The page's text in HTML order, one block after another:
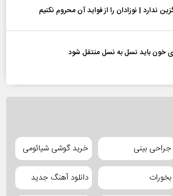
ندارد | نوزادان را از فواید آن محروم نکنیم
خون باید نسل به نسل منتقل شود
جراحی بینی خرید گوشی شیائومی
بخورات دانلود آهنگ جدید